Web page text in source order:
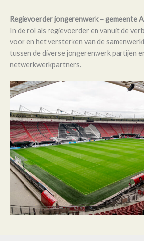
Regievoerder jongerenwerk – gemeente
In de rol als regievoerder en vanuit de
voor en het versterken van de
tussen de diverse jongerenwerk partijen
netwerkwerkpartners.